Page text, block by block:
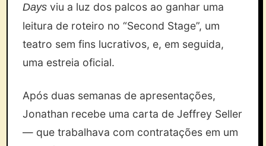
Days viu a luz dos palcos ao ganhar uma
leitura de roteiro no “Second Stage”, um
teatro sem fins lucrativos, e, em seguida,
uma estreia oficial.
Após duas semanas de apresentações,
Jonathan recebe uma carta de Jeffrey Seller
— que trabalhava com contratações em um